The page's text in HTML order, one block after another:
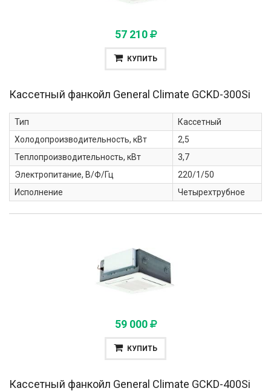
57 210
КУПИТЬ
Кассетный фанкойл General Climate GCKD-300Si
Тип
Кассетный
Холодопроизводительность, кВт
2,5
Теплопроизводительность, кВт
3,7
Электропитание, В/Ф/Гц
220/1/50
Исполнение
Четырехтрубное
59 000
КУПИТЬ
Кассетный фанкойл General Climate GCKD-400Si